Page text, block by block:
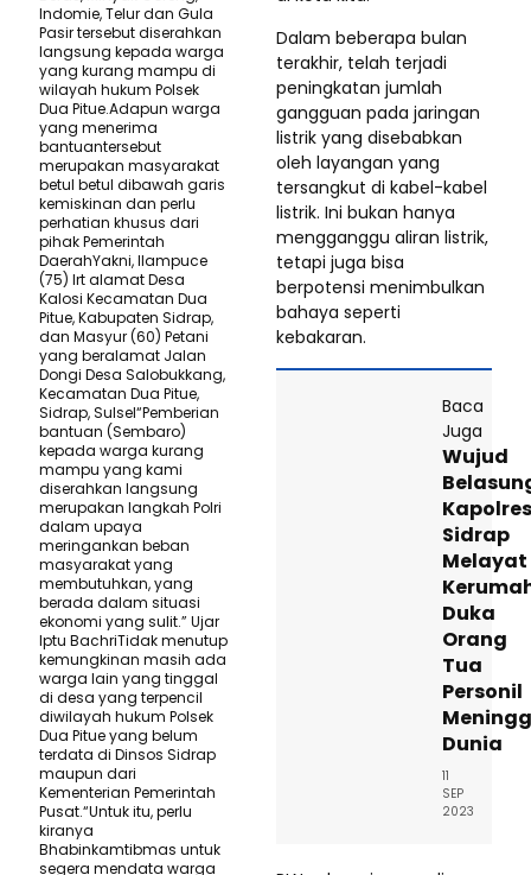
Dalam beberapa bulan
terakhir, telah terjadi
peningkatan jumlah
gangguan pada jaringan
listrik yang disebabkan
oleh layangan yang
tersangkut di kabel-kabel
listrik. Ini bukan hanya
mengganggu aliran listrik,
tetapi juga bisa
berpotensi menimbulkan
bahaya seperti
kebakaran.
Baca
Juga
Wujud
Kapolres
Sidrap
Melayat
Duka
Orang
Tua
Personil
Dunia
11
SEP
2023
Indomie, Telur dan Gula
Pasir tersebut diserahkan
langsung kepada warga
yang kurang mampu di
wilayah hukum Polsek
Dua Pitue.Adapun warga
yang menerima
bantuantersebut
merupakan masyarakat
betul betul dibawah garis
kemiskinan dan perlu
perhatian khusus dari
pihak Pemerintah
DaerahYakni, Ilampuce
(75) Irt alamat Desa
Kalosi Kecamatan Dua
Pitue, Kabupaten Sidrap,
dan Masyur (60) Petani
yang beralamat Jalan
Dongi Desa Salobukkang,
Kecamatan Dua Pitue,
Sidrap, Sulsel“Pemberian
bantuan (Sembaro)
kepada warga kurang
mampu yang kami
diserahkan langsung
merupakan langkah Polri
dalam upaya
meringankan beban
masyarakat yang
membutuhkan, yang
berada dalam situasi
ekonomi yang sulit.” Ujar
Iptu BachriTidak menutup
kemungkinan masih ada
warga lain yang tinggal
di desa yang terpencil
diwilayah hukum Polsek
Dua Pitue yang belum
terdata di Dinsos Sidrap
maupun dari
Kementerian Pemerintah
Pusat.“Untuk itu, perlu
kiranya
Bhabinkamtibmas untuk
segera mendata warga